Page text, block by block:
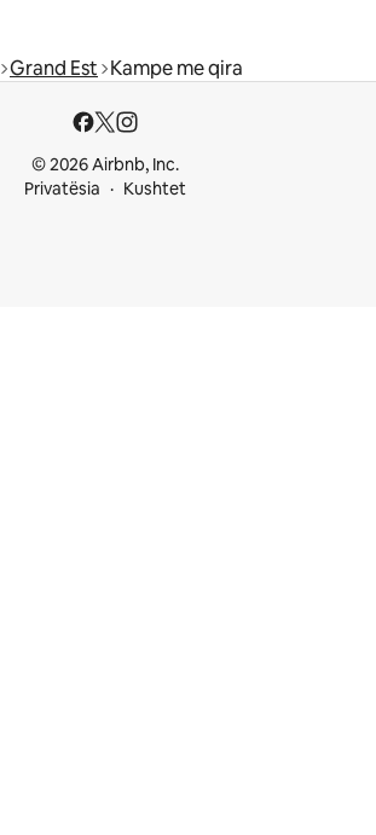
Grand Est Kampe me qira
© 2026 Airbnb, Inc.
Privatësia
Kushtet